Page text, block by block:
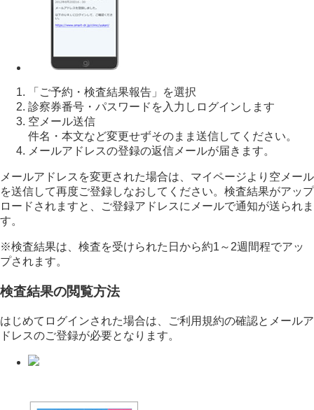
「ご予約・検査結果報告」を選択
診察券番号・パスワードを入力しログインします
空メール送信
件名・本文など変更せずそのまま送信してください。
メールアドレスの登録の返信メールが届きます。
メールアドレスを変更された場合は、マイページより空メール
を送信して再度ご登録しなおしてください。検査結果がアップ
ロードされますと、ご登録アドレスにメールで通知が送られま
す。
※検査結果は、検査を受けられた日から約1～2週間程でアッ
プされます。
検査結果の閲覧方法
はじめてログインされた場合は、ご利用規約の確認とメールア
ドレスのご登録が必要となります。